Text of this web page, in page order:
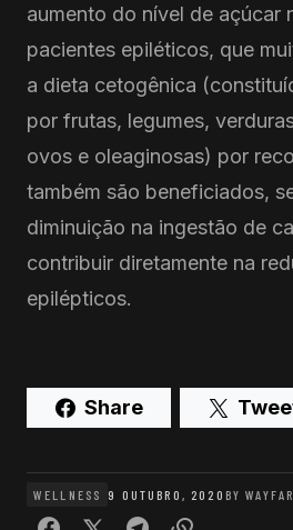
aumento do nível de açúcar
pacientes epiléticos, que
a dieta cetogênica
por frutas, legumes,
ovos e oleaginosas) por
também são beneficiados,
diminuição na ingestão de
contribuir diretamente na
epilépticos.
Share
WELLNESS 9 OUTUBRO, 2020 BY